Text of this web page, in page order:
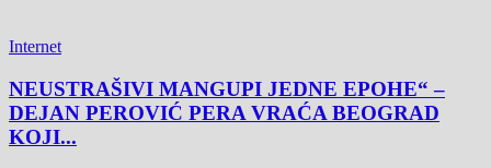
Internet
NEUSTRAŠIVI MANGUPI JEDNE EPOHE“ –
DEJAN PEROVIĆ PERA VRAĆA BEOGRAD
KOJI...